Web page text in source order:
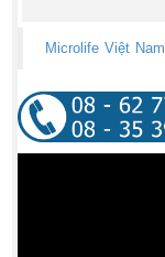
Microlife Việt Nam